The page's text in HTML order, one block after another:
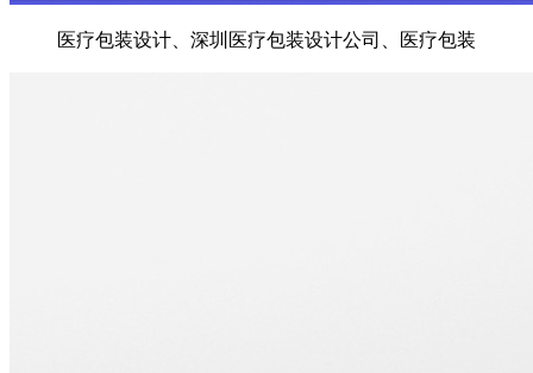
医疗包装设计、深圳医疗包装设计公司、医疗包装